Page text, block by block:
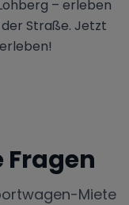
– erleben
Straße. Jetzt
Miete